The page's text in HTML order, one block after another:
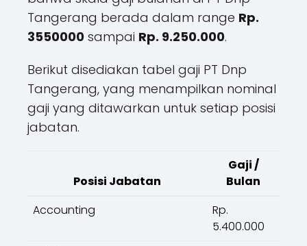
Tangerang berada dalam range Rp.
3550000 sampai Rp. 9.250.000.
Berikut disediakan tabel gaji PT Dnp
Tangerang, yang menampilkan nominal
gaji yang ditawarkan untuk setiap posisi
jabatan.
Posisi Jabatan
Gaji /
Bulan
Accounting
Rp.
5.400.000